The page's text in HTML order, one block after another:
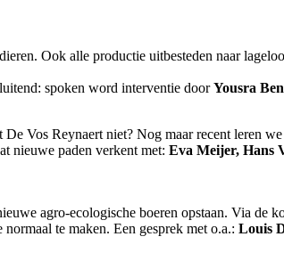
Ook alle productie uitbesteden naar
spoken word interventie doorYousra
Vos Reynaert niet? Nog maar recent leren
nieuwe paden verkent met: Eva Meijer, Hans
agro-ecologische boeren opstaan. Via de
te maken. Een gesprek met o.a.: Louis